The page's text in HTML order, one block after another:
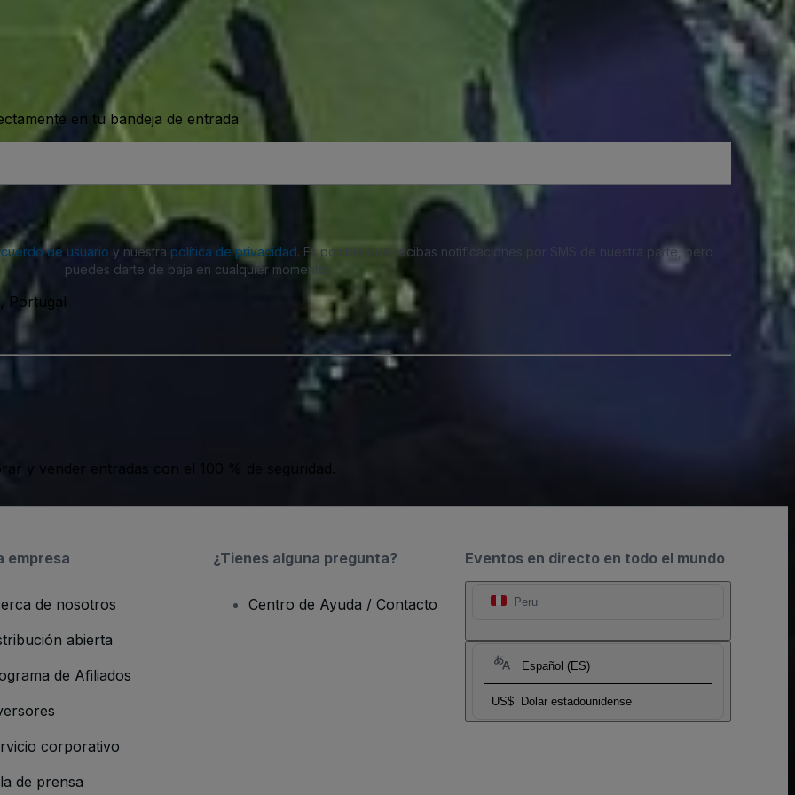
en tu bandeja de entrada
de usuario y nuestra política de privacidad. Es posible que recibas notificaciones por SMS de nuestra parte, pero
puedes darte de baja en cualquier momento.
Portugal
y vender entradas con el 100 % de seguridad.
Eventos en directo en todo el mundo
Peru
Español (ES)
US$ Dolar estadounidense
empresa
de nosotros
abierta
de Afiliados
corporativo
de prensa
¿Tienes alguna pregunta?
Centro de Ayuda / Contacto